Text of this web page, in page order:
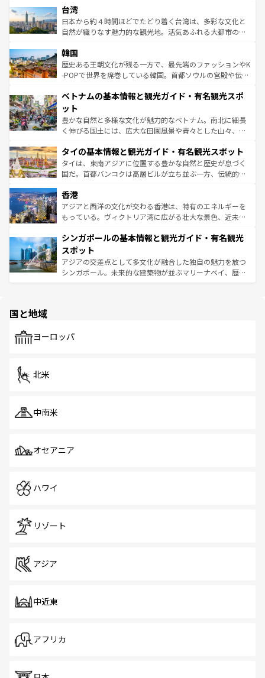
人々、おいしいローカルフードやハワイアンミュージッ
ク、伝統的なフラダンスなど、すべてがハワイの魅力を彩
っている。訪れるたびに新しい発見と感動が待っているハ
はコンテンツ一覧
リアリーフや大陸中央部にそびえるウルル（エアーズロッ
ク）、タスマニアの美しい原生林やケアンズの熱帯雨林な
ど、見どころがたくさん。また、カフェやワイン、オージ
いる。アクティビティも充実しており、サーフィンやダイ
ビング、ハイキングなど、アウトドア好きにはたまらな
い。オーストラリアの多彩な魅力を存分に味わいつくそ
参照してほしい。
台湾
日本から約４時間ほどでたどり着く台湾は、多彩な文化と
自然が織りなす魅力的な観光地。活気あふれる大都市の台
ン）、静ひつな山岳地帯である台湾東部など、都市の喧騒
と山間の静けさが共存しており、訪れる人に新しい発見と
驚きをもたらしてくれる。また、奥深い台湾の食文化も魅
容にもいいと評判のスイーツなど、バラエティ豊かな料理
照してほしい。
韓国
歴史ある王朝文化が残る一方で、最先端のファッションやK
-POPで世界を席巻している韓国。首都ソウルの宮殿や伝統
き、地方に足を延ばせば四季折々の自然美を楽しむことが
できる。そして、キムチや焼肉、絶品のストリートフード
まで、さまざまな韓国料理が待っている。夜には、韓国な
らではのナイトライフも堪能できる。あたたかいホスピタ
わってみてほしい。 なお、新着の韓国情報はコンテンツ一
覧 を参照してほしい。
ベトナムの基本情報と観光ガイド・有名観光スポ
ット
豊かな自然と多様な文化が魅力的なベトナム。南北に細長
く伸びる国土には、広大な田園風景や青々とした山々、世
急速な発展と共に伝統が息づく。ハノイの古い町並みやホ
ーチミン市のフランス統治時代の建物も、独特の雰囲気を
醸し出している。また、バラエティの豊かさとおいしさで
とつ。フォーやバインミー、ベトナムコーヒーなどは、ぜ
ひ現地で味わいたい。どの地域を訪れてもあたたかい人々
が旅行者を迎えてくれるので、きっと忘れられない旅にな
参照してほしい。
タイの基本情報と観光ガイド・有名観光スポット
タイは、東南アジアに位置する豊かな自然と歴史が息づく
国だ。首都バンコクは高層ビルが立ち並ぶ一方、伝統的な
の活気が交差している。北部ではチェンマイなどの山岳地
帯で自然と触れ合い、南部ではプーケットやクラビの美し
いビーチでリゾート気分を楽しむことができる。タイ料理
激する。気候は一年中温暖で、どの季節にも異なる楽しみ
が待っている。親しみやすいタイの人々、仏教を中心とし
た文化、そして多様な観光資源が、訪れる旅人を魅了し続
ける。 なお、新着のタイ情報はコンテンツ一覧を参照して
香港
アジアと西洋の文化が交わる香港は、特有のエネルギーを
もっている。ヴィクトリア湾に広がる壮大な景色、近未来
み、どこを訪れても感動するはず。観光スポットが密集し
ており、効率よく見どころを回れるのも魅力。息をのむよ
うな絶景から文化的な体験まで、香港を存分に楽しみ尽く
そう。 なお、新着の香港情報はコンテンツ一覧を参照して
シンガポールの基本情報と観光ガイド・有名観光
スポット
アジアの交差点として多文化が融合した独自の魅力を放つ
シンガポール。未来的な建築物が並ぶマリーナベイ、歴史
で、ホーカーズは地元の風情を楽しめる外せないスポット
国と地域
ヨーロッパ
北米
中南米
オセアニア
ハワイ
リゾート
アジア
中近東
アフリカ